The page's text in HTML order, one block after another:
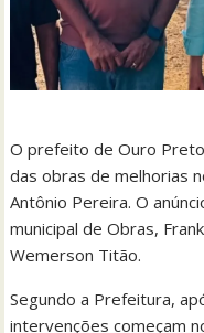
O prefeito de Ouro
das obras de melhorias
Antônio Pereira. O
municipal de Obras,
Wemerson Titão.
Segundo a Prefeitura,
intervenções começam